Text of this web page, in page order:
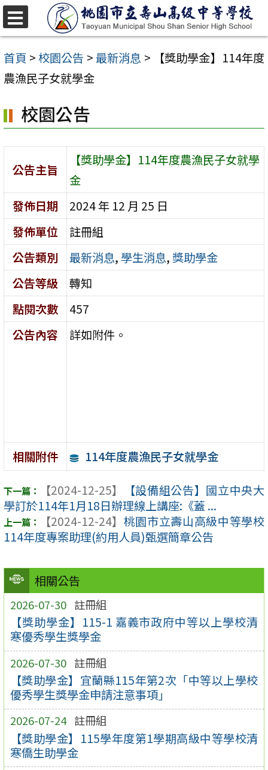
跳
至
主
要
容
區
首頁 >校園公告 >最新消息 >
【獎助學金】114年度
農漁民子女就學金
相關公告
2026-07-30 註冊組
【獎助學金】115-1 嘉義市政府中等以上學校清
寒優秀學生獎學金
2026-07-30 註冊組
【獎助學金】宜蘭縣115年第2次「中等以上學校
優秀學生獎學金申請注意事項」
2026-07-24 註冊組
【獎助學金】115學年度第1學期高級中等學校清
寒僑生助學金
校園公告
公告主旨
【獎助學金】114年度農漁民子女就學
金
發佈日期
2024 年 12 月 25 日
發佈單位
註冊組
公告類別
最新消息, 學生消息, 獎助學金
公告等級
轉知
點閱次數
457
公告內容
詳如附件。
相關附件 114年度農漁民子女就學金
【2024-12-25】
【設備組公告】國立中央大
學訂於114年1月18日辦理線上講座:《蓋 ...
【2024-12-24】 桃園市立壽山高級中等學校
114年度專案助理(約用人員)甄選簡章公告
選
單